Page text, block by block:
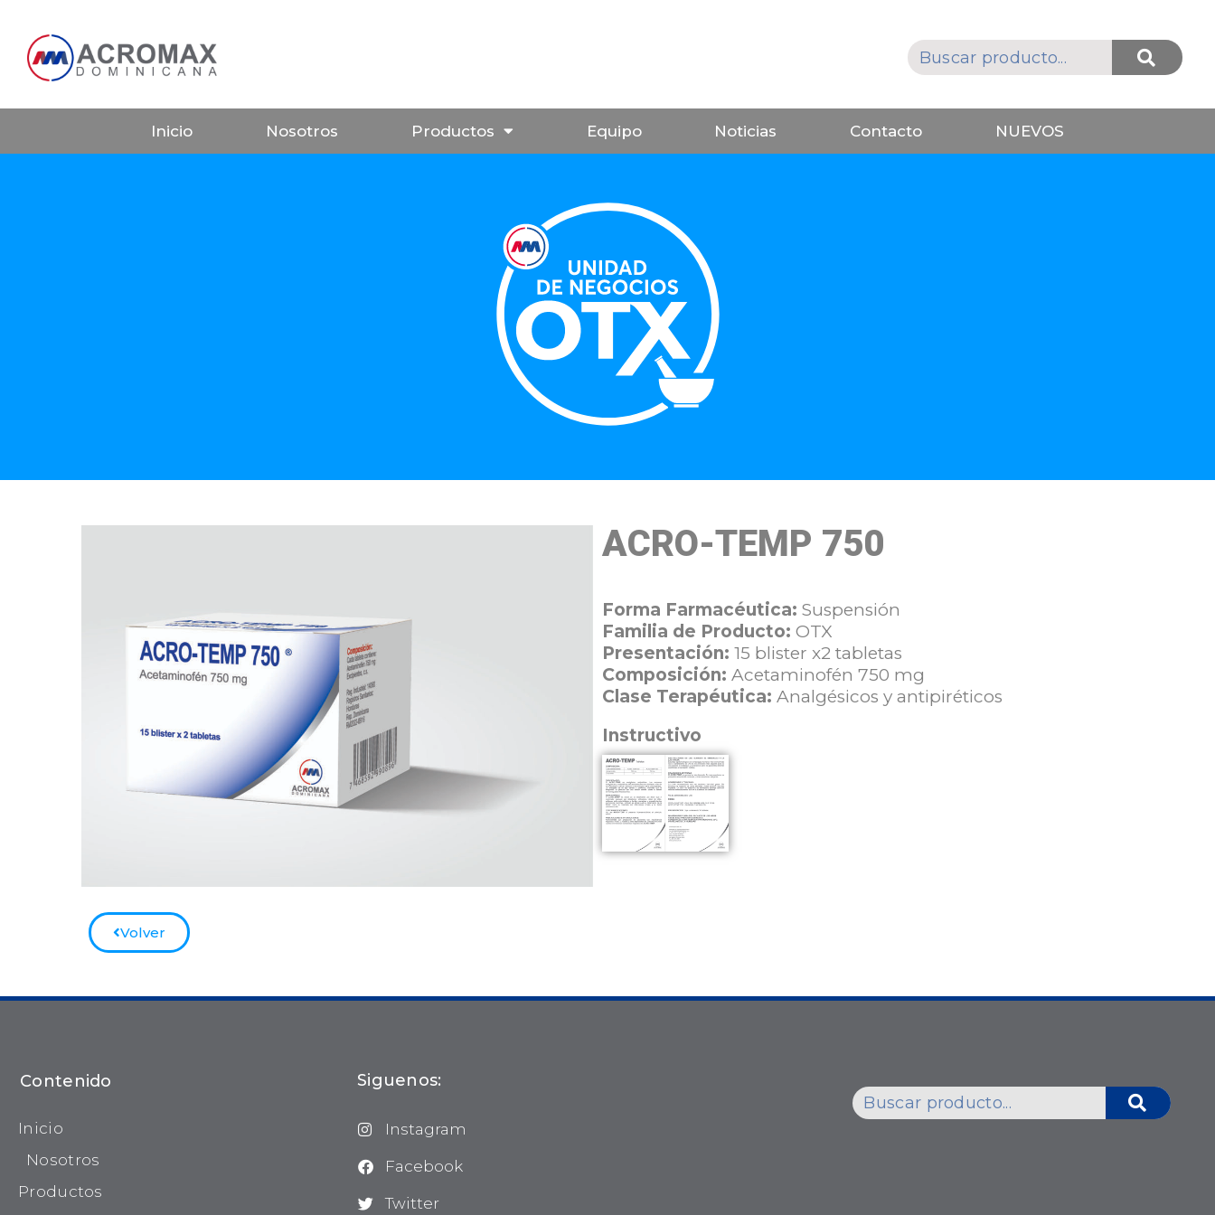
Inicio Nosotros Productos Equipo Noticias Contacto NUEVOS
Volver
ACRO-TEMP 750
Forma Farmacéutica: Suspensión
Familia de Producto: OTX
Presentación: 15 blister x2 tabletas
Composición: Acetaminofén 750 mg
Clase Terapéutica: Analgésicos y antipiréticos
Instructivo
Contenido
Inicio
Nosotros
Productos
Siguenos:
Instagram
Facebook
Twitter